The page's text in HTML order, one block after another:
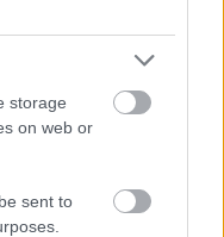
storage
on web or
sent to
KEZDŐDIK
FELKÉSZÜLÉSI
másfél órával
elleni találkozó